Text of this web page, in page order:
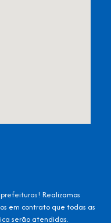
! Realizamos
em contrato que todas as
serão atendidas.